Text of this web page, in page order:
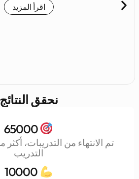
اقرأ المزيد
نحقق النتائج
65000
التدريب